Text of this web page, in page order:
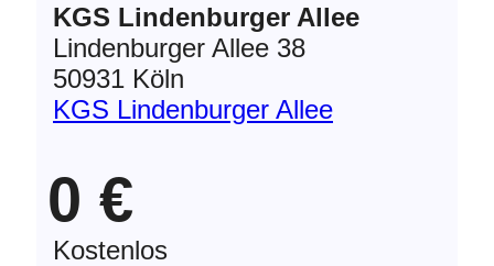
KGS Lindenburger Allee
Lindenburger Allee 38
50931 Köln
KGS Lindenburger Allee
0 €
Kostenlos